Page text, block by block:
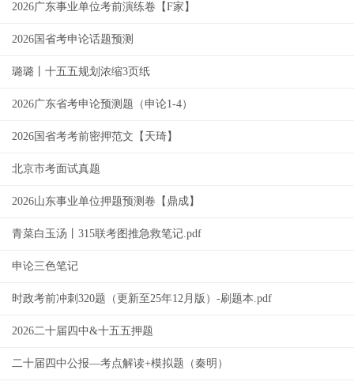
2026广东事业单位考前演练卷【F家】
2026国省考申论话题预测
璐璐丨十五五规划浓缩3页纸
2026广东省考申论预测题（申论1-4）
2026国省考考前密押范文【天琦】
北京市考面试真题
2026山东事业单位押题预测卷【鼎成】
青菜白玉汤丨315联考图推急救笔记.pdf
申论三色笔记
时政考前冲刺320题（更新至25年12月版）-刷题本.pdf
2026二十届四中&十五五押题
二十届四中公报—考点解读+模拟题（秦明）